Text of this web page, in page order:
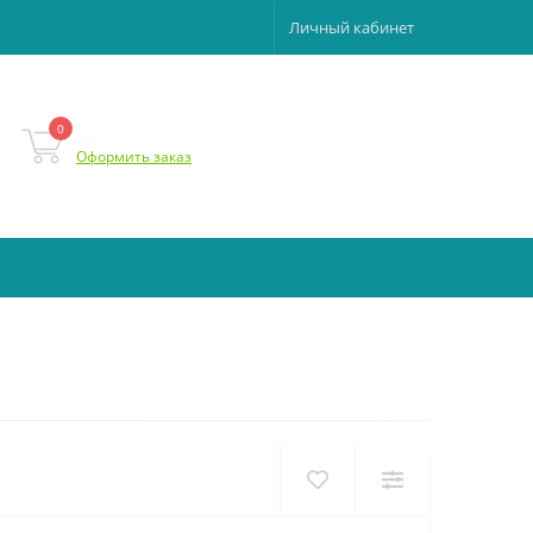
Личный кабинет
0
Оформить заказ